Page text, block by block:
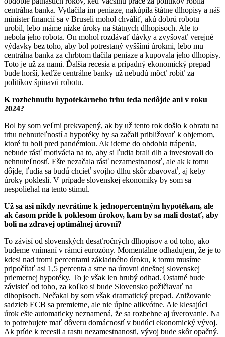
centrálna banka. Vytlačila im peniaze, nakúpila štátne dlhopisy a náš
minister financií sa v Bruseli mohol chváliť, akú dobrú robotu
urobil, lebo máme nízke úroky na štátnych dlhopisoch. Ale to
nebola jeho robota. On mohol rozdávať dávky a zvyšovať verejné
výdavky bez toho, aby bol potrestaný vyššími úrokmi, lebo mu
centrálna banka za chrbtom tlačila peniaze a kupovala jeho dlhopisy.
Toto je už za nami. Ďalšia recesia a prípadný ekonomický prepad
bude horší, keďže centrálne banky už nebudú môcť robiť za
politikov špinavú robotu.
K rozbehnutiu hypotekárneho trhu teda nedôjde ani v roku
2024?
Bol by som veľmi prekvapený, ak by už tento rok došlo k obratu na
trhu nehnuteľností a hypotéky by sa začali približovať k objemom,
ktoré tu boli pred pandémiou. Ak ideme do obdobia trápenia,
nebude rásť motivácia na to, aby si ľudia brali dlh a investovali do
nehnuteľností. Ešte nezačala rásť nezamestnanosť, ale ak k tomu
dôjde, ľudia sa budú chcieť svojho dlhu skôr zbavovať, aj keby
úroky poklesli. V prípade slovenskej ekonomiky by som sa
nespoliehal na tento stimul.
Už sa asi nikdy nevrátime k jednopercentným hypotékam, ale
ak časom príde k poklesom úrokov, kam by sa mali dostať, aby
boli na zdravej optimálnej úrovni?
To závisí od slovenských desaťročných dlhopisov a od toho, ako
budeme vnímaní v rámci eurozóny. Momentálne odhadujem, že je to
kdesi nad tromi percentami základného úroku, k tomu musíme
pripočítať asi 1,5 percenta a sme na úrovni dnešnej slovenskej
priemernej hypotéky. To je však len hrubý odhad. Ostatné bude
závisieť od toho, za koľko si bude Slovensko požičiavať na
dlhopisoch. Nečakal by som však dramatický prepad. Znižovanie
sadzieb ECB sa premietne, ale nie úplne alikvótne. Ale klesajúci
úrok ešte automaticky neznamená, že sa rozbehne aj úverovanie. Na
to potrebujete mať dôveru domácností v budúci ekonomický vývoj.
Ak príde k recesii a rastu nezamestnanosti, vývoj bude skôr opačný.